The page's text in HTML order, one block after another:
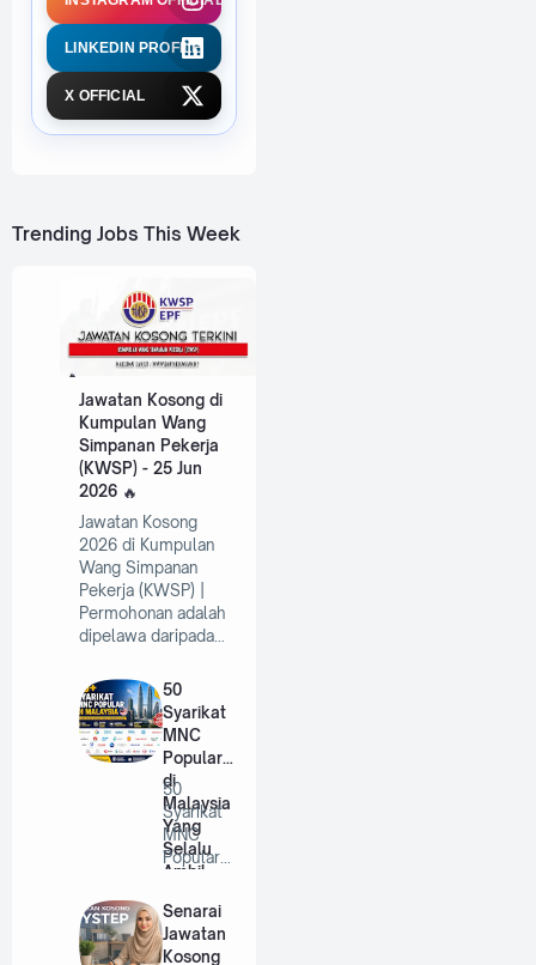
LINKEDIN PROFILE
X OFFICIAL
Trending Jobs This Week
Jawatan Kosong di
Kumpulan Wang
Simpanan Pekerja
(KWSP) - 25 Jun
2026
Jawatan Kosong
2026 di Kumpulan
Wang Simpanan
Pekerja (KWSP) |
Permohonan adalah
dipelawa daripada…
50
Syarikat
MNC
Popular
di
Malaysia
Yang
Selalu
Ambil
Tahun
2026
50
Syarikat
MNC
Popular
Malaysia
Yang
Selalu
Senarai
Jawatan
Kosong